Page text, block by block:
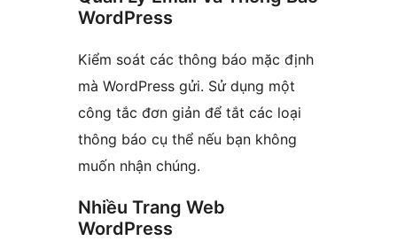
WordPress
Kiểm soát các thông báo mặc định
mà WordPress gửi. Sử dụng một
công tắc đơn giản để tắt các loại
thông báo cụ thể nếu bạn không
muốn nhận chúng.
Nhiều Trang Web
WordPress